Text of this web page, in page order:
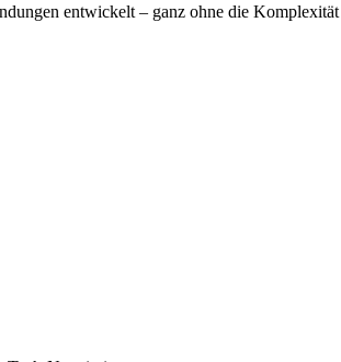
entwickelt – ganz ohne die